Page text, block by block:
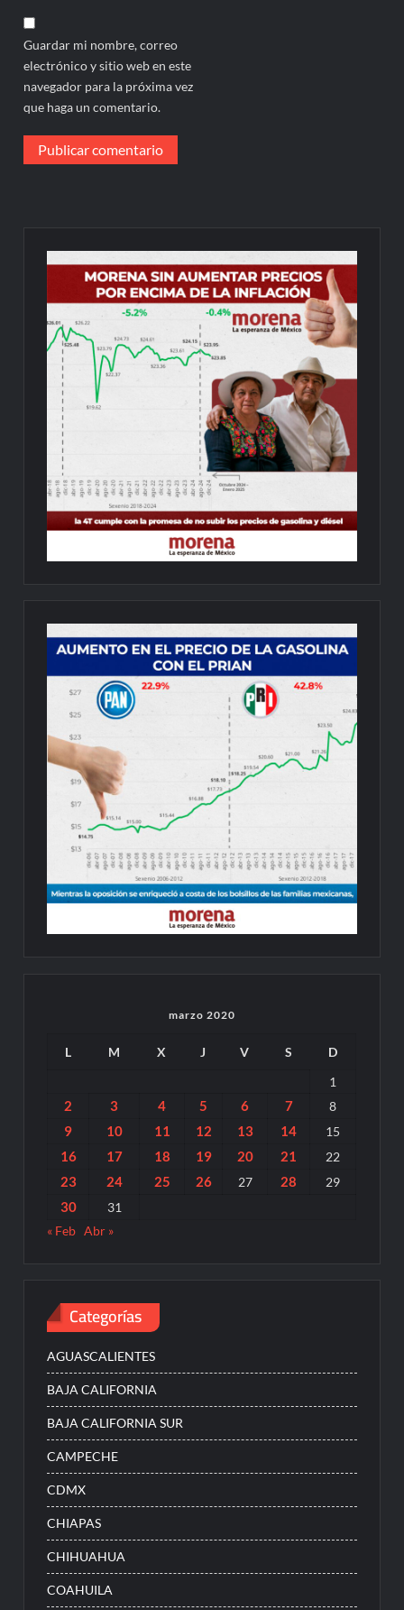
Guardar mi nombre, correo
electrónico y sitio web en este
navegador para la próxima vez
que haga un comentario.
marzo 2020
L M X J V S
D
1
2 3 4 5 6 7 8
9 10 11 12 13 14 15
16 17 18 19 20 21 22
23 24 25 26 27 28 29
30
31
« Feb Abr »
Categorías
AGUASCALIENTES
BAJA CALIFORNIA
BAJA CALIFORNIA SUR
CAMPECHE
CDMX
CHIAPAS
CHIHUAHUA
COAHUILA